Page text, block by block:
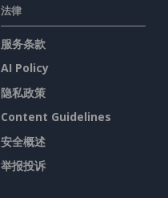
法律
服务条款
AI Policy
隐私政策
Content Guidelines
安全概述
举报投诉